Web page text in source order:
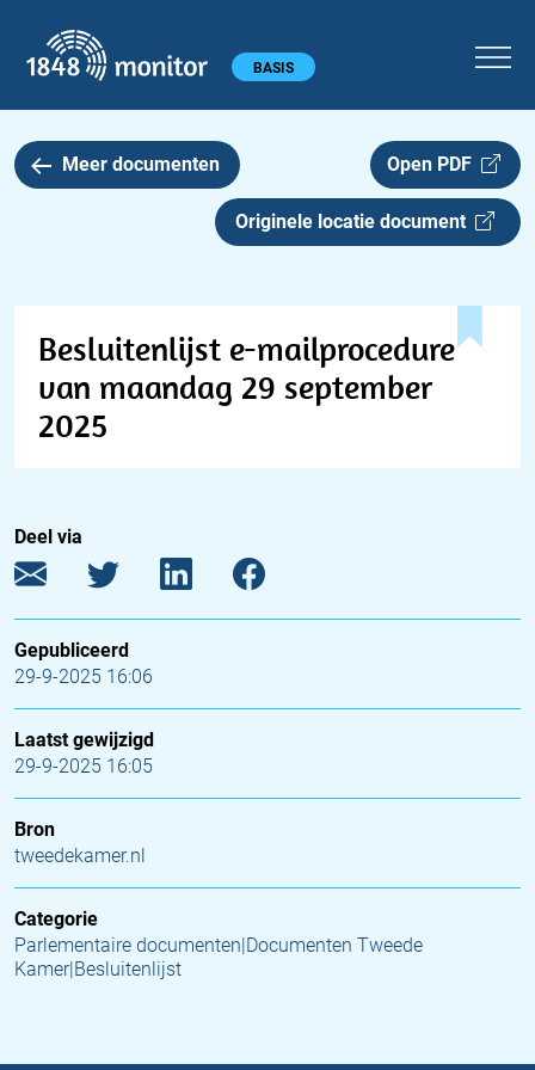
Hoofdmenu BASIS
Meer documenten Open PDF
Originele locatie document
Besluitenlijst e-mailprocedure
van maandag 29 september
2025
Deel via
Gepubliceerd
29-9-2025 16:06
Laatst gewijzigd
29-9-2025 16:05
Bron
tweedekamer.nl
Categorie
Parlementaire documenten|Documenten Tweede
Kamer|Besluitenlijst